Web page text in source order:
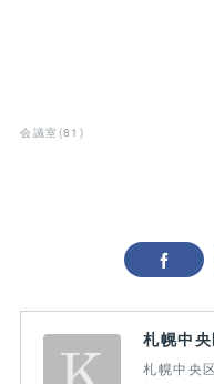
会議室 (81 )
札幌中央